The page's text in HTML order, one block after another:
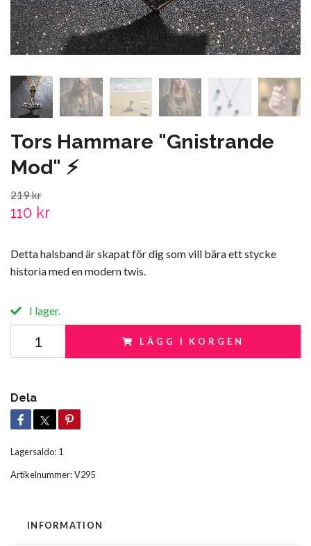
Tors Hammare "Gnistrande
Mod" ⚡️
219 kr
110 kr
Detta halsband är skapat för dig som vill bära ett stycke
historia med en modern twis.
I lager.
LÄGG I KORGEN
Dela
Lagersaldo: 1
Artikelnummer:V295
INFORMATION